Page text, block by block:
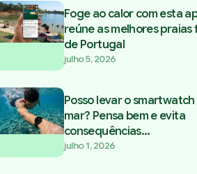
Posts tagged with Dicas
Foge ao calor com esta
reúne as melhores praias
de Portugal
julho 5, 2026
Posso levar o smartwatch
mar? Pensa bem e evita
consequências...
julho 1, 2026